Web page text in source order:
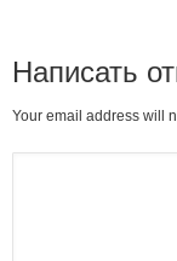
Написать
Your email address will